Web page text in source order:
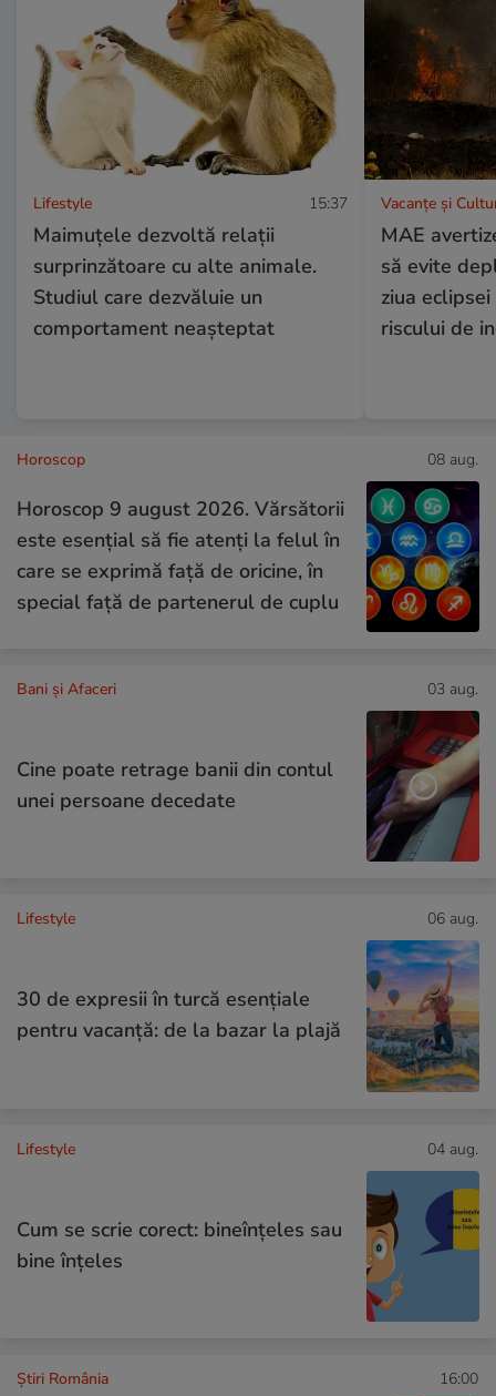
Lifestyle 15:37
Maimuțele dezvoltă relații
surprinzătoare cu alte animale.
Studiul care dezvăluie un
comportament neașteptat
Vacanțe și
MAE
să evite
ziua
riscului de
Horoscop 08 aug.
Horoscop 9 august 2026. Vărsătorii
este esențial să fie atenți la felul în
care se exprimă față de oricine, în
special față de partenerul de cuplu
Bani și Afaceri 03 aug.
Cine poate retrage banii din contul
unei persoane decedate
Lifestyle 06 aug.
30 de expresii în turcă esențiale
pentru vacanță: de la bazar la plajă
Lifestyle 04 aug.
Cum se scrie corect: bineînțeles sau
bine înțeles
Știri România 16:00